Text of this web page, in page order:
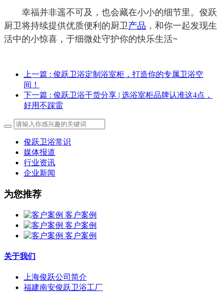
幸福并非遥不可及，也会藏在小小的细节里。俊跃
厨卫将持续提供优质便利的厨卫产品 ，和你一起发现生
活中的小惊喜，于细微处守护你的快乐生活~
上一篇 : 俊跃卫浴定制浴室柜，打造你的专属卫浴空
间！
下一篇 : 俊跃卫浴干货分享 | 选浴室柜品牌认准这4点，
好用不踩雷
俊跃卫浴常识
媒体报道
行业资讯
企业新闻
为您推荐
客户案例
客户案例
客户案例
关于我们
上海俊跃公司简介
福建南安俊跃卫浴工厂